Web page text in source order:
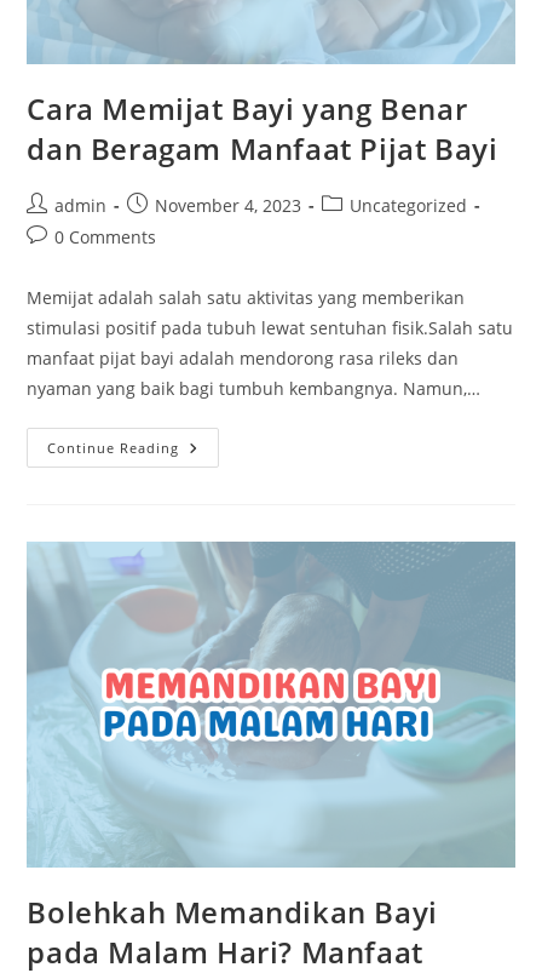
Cara Memijat Bayi yang Benar
dan Beragam Manfaat Pijat Bayi
admin November 4, 2023
Uncategorized
0 Comments
Memijat adalah salah satu aktivitas yang memberikan
stimulasi positif pada tubuh lewat sentuhan fisik.Salah satu
manfaat pijat bayi adalah mendorong rasa rileks dan
nyaman yang baik bagi tumbuh kembangnya. Namun,…
Continue Reading
Bolehkah Memandikan Bayi
pada Malam Hari? Manfaat